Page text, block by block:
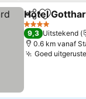
Delen
Hotel
4 Sterren
9,3 Uitstekend
0.6 km vanaf
Goed